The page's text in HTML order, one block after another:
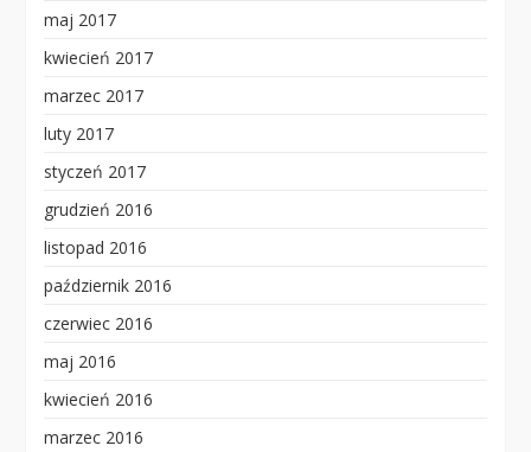
maj 2017
kwiecień 2017
marzec 2017
luty 2017
styczeń 2017
grudzień 2016
listopad 2016
październik 2016
czerwiec 2016
maj 2016
kwiecień 2016
marzec 2016